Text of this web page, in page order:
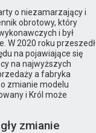
o niezamarzający i
obrotowy, który
i był
W 2020 roku przeszedł
na pojawiające się
na najwyższych
a fabryka
zmianie modelu
i Król może
zmianie